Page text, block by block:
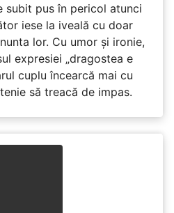
subit pus în pericol atunci
iese la iveală cu doar
lor. Cu umor și ironie,
expresiei „dragostea e
cuplu încearcă mai cu
să treacă de impas.